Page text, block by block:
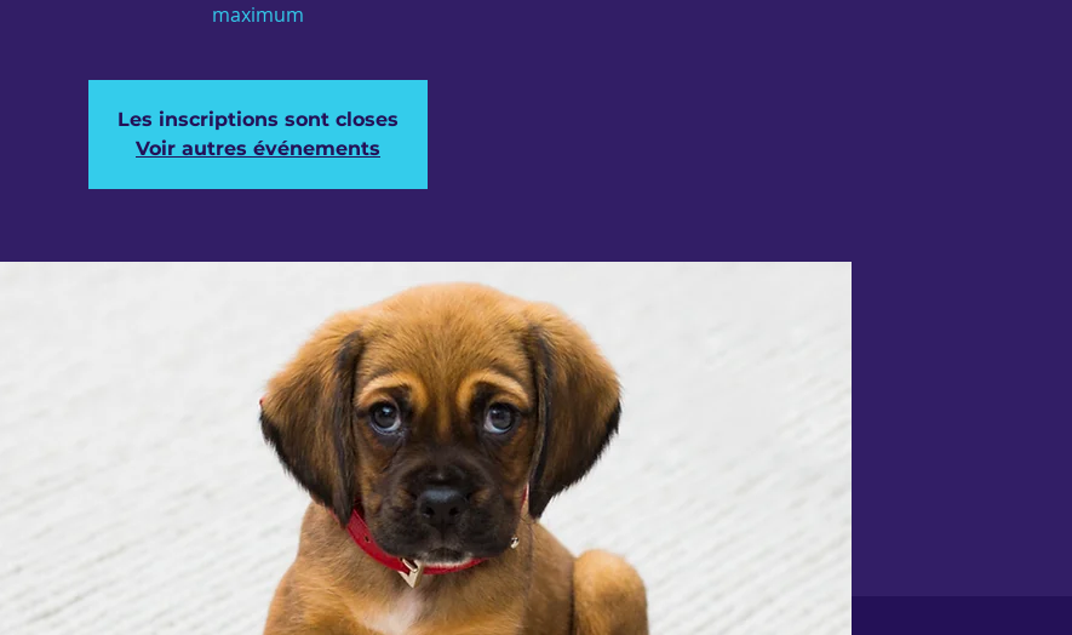
maximum
Les inscriptions sont closes
Voir autres événements